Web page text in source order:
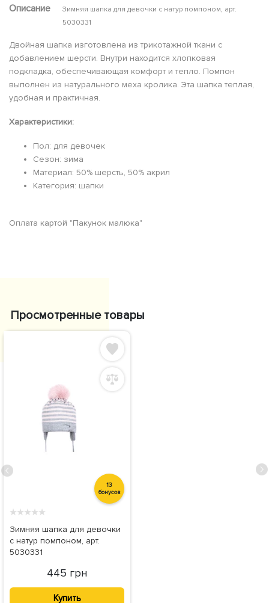
Описание
Зимняя шапка для девочки с натур помпоном, арт.
5030331
Двойная шапка изготовлена из трикотажной ткани с
добавлением шерсти. Внутри находится хлопковая
подкладка, обеспечивающая комфорт и тепло. Помпон
выполнен из натурального меха кролика. Эта шапка теплая,
удобная и практичная.
Характеристики:
Пол: для девочек
Сезон: зима
Материал: 50% шерсть, 50% акрил
Категория: шапки
Оплата картой "Пакунок малюка"
Просмотренные товары
13
бонусов
★★★★★
Зимняя шапка для девочки
с натур помпоном, арт.
5030331
445 грн
Купить